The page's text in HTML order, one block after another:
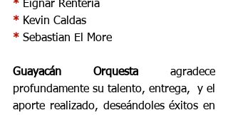
* Eignar Rentería
* Kevin Caldas
* Sebastian El More
Guayacán Orquesta agradece
profundamente su talento, entrega,  y el
aporte realizado, deseándoles éxitos en